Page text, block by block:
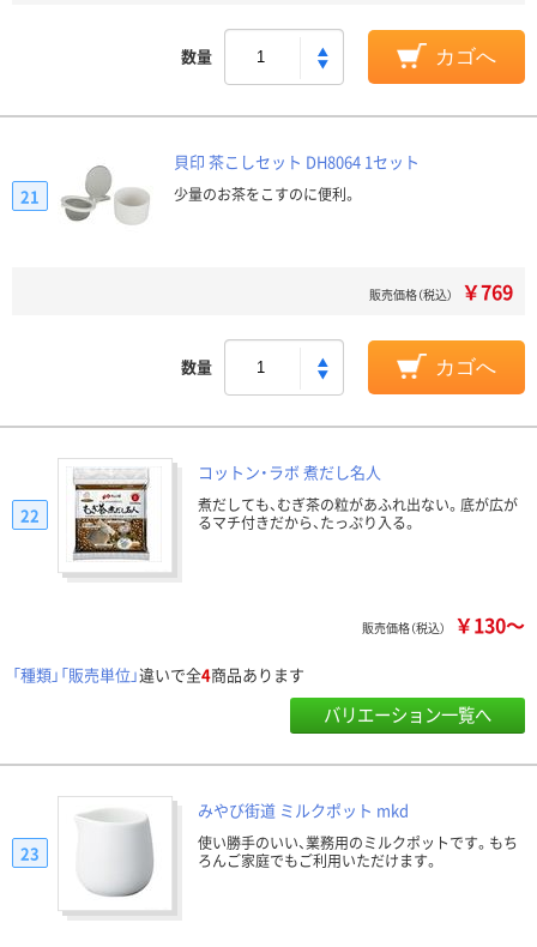
数量 カゴへ
貝印 茶こしセット DH8064 1セット
少量のお茶をこすのに便利。
21
販売価格（税込） ￥769
数量 カゴへ
コットン・ラボ 煮だし名人
煮だしても、むぎ茶の粒があふれ出ない。底が広が
るマチ付きだから、たっぷり入る。
22
販売価格（税込） ￥130～
「種類」「販売単位」違いで全4商品あります
バリエーション一覧へ
みやび街道 ミルクポット mkd
使い勝手のいい、業務用のミルクポットです。もち
ろんご家庭でもご利用いただけます。
23